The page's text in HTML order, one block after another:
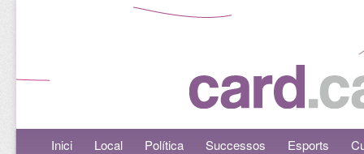
Menú principalAneu al contingut principal
Aneu al contingut secundari
Inici Local Política Successos Esports